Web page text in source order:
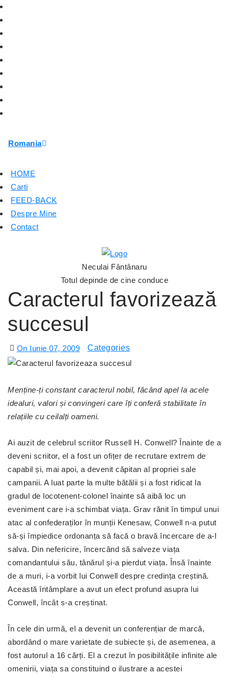
Romania
HOME
Carti
FEED-BACK
Despre Mine
Contact
Neculai Fântânaru
Totul depinde de cine conduce
Caracterul favorizează
succesul
On Iunie 07, 2009
Menține-ți constant caracterul nobil, făcând apel la acele
idealuri, valori și convingeri care îți conferă stabilitate în
relațiile cu ceilalți oameni.
Ai auzit de celebrul scriitor Russell H. Conwell? Înainte de a
deveni scriitor, el a fost un ofițer de recrutare extrem de
capabil și, mai apoi, a devenit căpitan al propriei sale
campanii. A luat parte la multe bătălii și a fost ridicat la
gradul de locotenent-colonel înainte să aibă loc un
eveniment care i-a schimbat viața. Grav rănit în timpul unui
atac al confederaților în munții Kenesaw, Conwell n-a putut
să-și împiedice ordonanța să facă o bravă încercare de a-l
salva. Din nefericire, încercând să salveze viața
comandantului său, tânărul și-a pierdut viața. Însă înainte
de a muri, i-a vorbit lui Conwell despre credința creștină.
Această întâmplare a avut un efect profund asupra lui
Conwell, încât s-a creștinat.
În cele din urmă, el a devenit un conferențiar de marcă,
abordând o mare varietate de subiecte și, de asemenea, a
fost autorul a 16 cărți. El a crezut în posibilitățile infinite ale
omenirii, viața sa constituind o ilustrare a acestei